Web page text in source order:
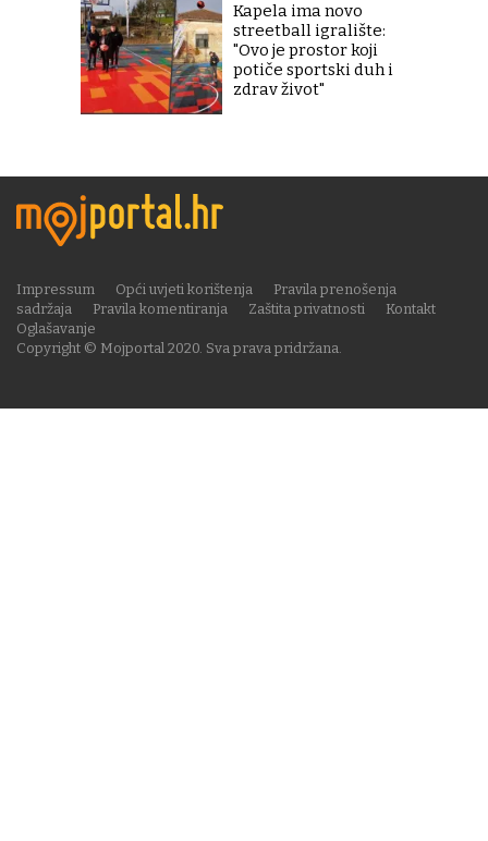
Kapela ima novo
streetball igralište:
"Ovo je prostor koji
potiče sportski duh i
zdrav život"
Copyright © Mojportal 2020. Sva prava pridržana.
Impressum Opći uvjeti korištenja
Pravila prenošenja
sadržaja
Pravila komentiranja Zaštita privatnosti
Kontakt
Oglašavanje